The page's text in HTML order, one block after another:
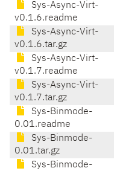
Sys-Async-Virt-
v0.1.6.readme
Sys-Async-Virt-
v0.1.6.tar.gz
Sys-Async-Virt-
v0.1.7.readme
Sys-Async-Virt-
v0.1.7.tar.gz
Sys-Binmode-
0.01.readme
Sys-Binmode-
0.01.tar.gz
Sys-Binmode-